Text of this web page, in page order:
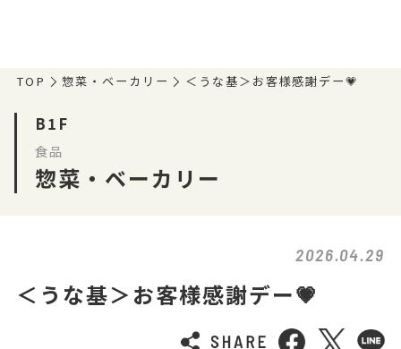
TOP 惣菜・ベーカリー ＜うな基＞お客様感謝デー💗
B1F
食品
惣菜・ベーカリー
2026.04.29
＜うな基＞お客様感謝デー💗